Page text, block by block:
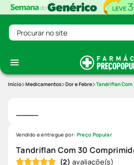
Procurar no site
Medicamentos Dor e Febre Tandriflan
Tandriflan Com 30
(2)
Vendido e entregue por: Preço Popular